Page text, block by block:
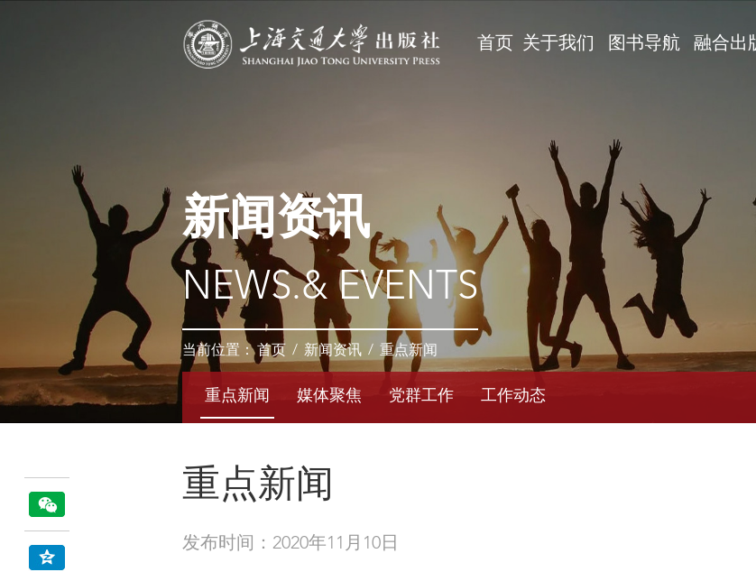
首页 关于我们 图书导航 融合出
新闻资讯
NEWS.& EVENTS
当前位置：首页 / 新闻资讯 / 重点新闻
重点新闻 媒体聚焦 党群工作 工作动态
重点新闻
发布时间：2020年11月10日